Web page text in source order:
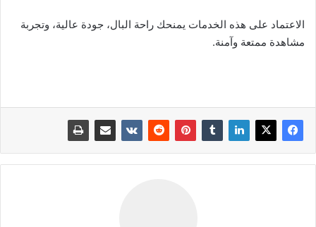
الاعتماد على هذه الخدمات يمنحك راحة البال، جودة عالية، وتجربة
مشاهدة ممتعة وآمنة.